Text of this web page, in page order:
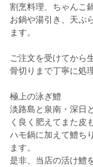
割烹料理、ちゃんこ
お鍋や湯引き、天ぷ
ます。
ご注文を受けてから
骨切りまで丁寧に処
極上の泳ぎ鱧
淡路島と泉南・深日
く良く肥えてまた皮
ハモ鍋に加えて鱧ち
ます。
是非、当店の活け鱧